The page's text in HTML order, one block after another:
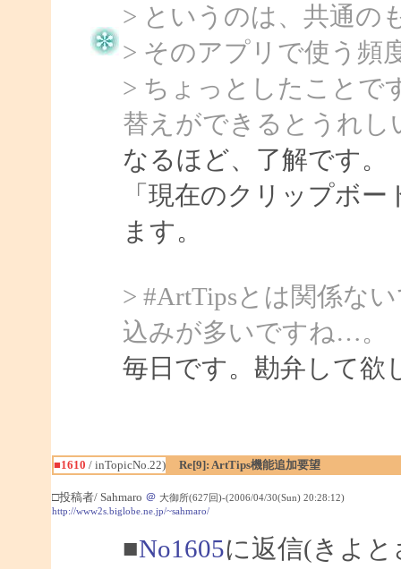
> というのは、共通の
> そのアプリで使う頻
> ちょっとしたことで
替えができるとうれし
なるほど、了解です。
「現在のクリップボ
ます。
> #ArtTipsとは関係な
込みが多いですね…。
毎日です。勘弁して欲
■1610 / inTopicNo.22) Re[9]: ArtTips機能追加要望
□投稿者/ Sahmaro ＠ 大御所(627回)-(2006/04/30(Sun) 20:28:12)
http://www2s.biglobe.ne.jp/~sahmaro/
■No1605に返信(きよ